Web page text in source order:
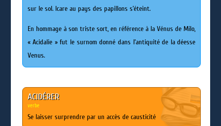
sur le sol. Icare au pays des papillons s’éteint.
En hommage à son triste sort, en référence à la Vénus de Milo,
« Acidalie » fut le surnom donné dans l’antiquité de la déesse
Venus.
ACIDÉRER
verbe
Se laisser surprendre par un accès de causticité